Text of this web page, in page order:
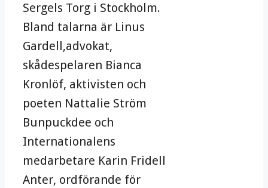
Sergels Torg i Stockholm.
Bland talarna är Linus
Gardell,advokat,
skådespelaren Bianca
Kronlöf, aktivisten och
poeten Nattalie Ström
Bunpuckdee och
Internationalens
medarbetare Karin Fridell
Anter, ordförande för